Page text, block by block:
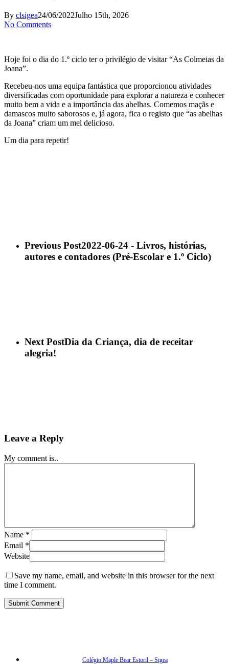
By clsigea24/06/2022Julho 15th, 2026
No Comments
Hoje foi o dia do 1.º ciclo ter o privilégio de visitar “As Colmeias da
Joana”.
Recebeu-nos uma equipa fantástica que proporcionou atividades
diversificadas com oportunidade para explorar a natureza e conhecer
muito bem a vida e a importância das abelhas. Comemos maçãs e
damascos muito saborosos e, já agora, fica o registo que “as abelhas
da Joana” criam um mel delicioso.
Um dia para repetir!
Previous Post2022-06-24 - Livros, histórias,
autores e contadores (Pré-Escolar e 1.º Ciclo)
Next PostDia da Criança, dia de receitar
alegria!
Leave a Reply
My comment is..
Name *
Email *
Website
Save my name, email, and website in this browser for the next
time I comment.
Colégio Maple Bear Estoril – Sigea